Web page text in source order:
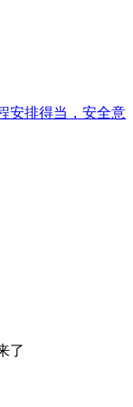
安排得当，安全意
了